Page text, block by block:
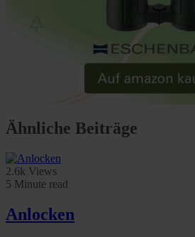
Ähnliche Beiträge
2.6k Views
5 Minute read
Anlocken